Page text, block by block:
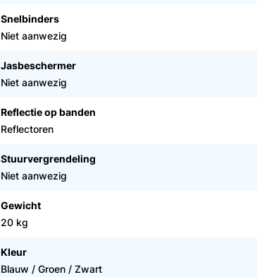
Snelbinders
Niet aanwezig
Jasbeschermer
Niet aanwezig
Reflectie op banden
Reflectoren
Stuurvergrendeling
Niet aanwezig
Gewicht
20 kg
Kleur
Blauw / Groen / Zwart